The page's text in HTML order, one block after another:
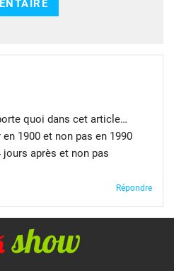
quoi dans cet article…
1900 et non pas en 1990
après et non pas
Répondre